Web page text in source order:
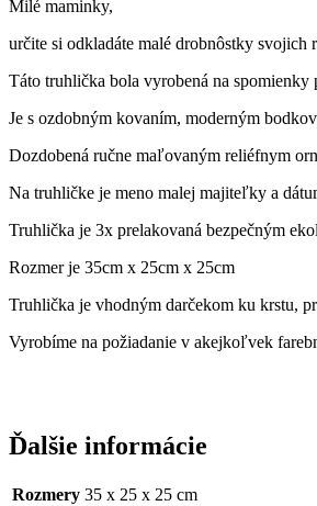
Milé maminky,
určite si odkladáte malé drobnôstky
Táto truhlička bola vyrobená na spomienky
Je s ozdobným kovaním, moderným
Dozdobená ručne maľovaným reliéfnym
Na truhličke je meno malej majiteľky a
Truhlička je 3x prelakovaná bezpečným
Rozmer je 35cm x 25cm x 25cm
Truhlička je vhodným darčekom ku krstu,
Vyrobíme na požiadanie v akejkoľvek
Ďalšie informácie
Rozmery 35 x 25 x 25 cm